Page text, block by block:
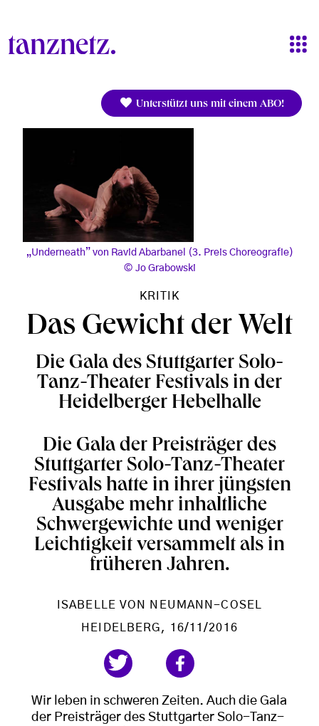
Unterstützt uns mit einem ABO!
„Underneath” von Ravid Abarbanel (3. Preis Choreografie)
Jo Grabowski
KRITIK
Das Gewicht der Welt
Die Gala des Stuttgarter Solo-
Tanz-Theater Festivals in der
Heidelberger Hebelhalle
Die Gala der Preisträger des
Stuttgarter Solo-Tanz-Theater
Festivals hatte in ihrer jüngsten
Ausgabe mehr inhaltliche
Schwergewichte und weniger
Leichtigkeit versammelt als in
früheren Jahren.
ISABELLE VON NEUMANN-COSEL
HEIDELBERG , 16/11/2016
Wir leben in schweren Zeiten. Auch die Gala
der Preisträger des Stuttgarter Solo-Tanz-